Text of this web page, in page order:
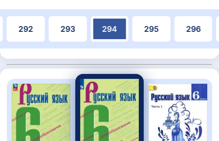
292 293 294 295 296